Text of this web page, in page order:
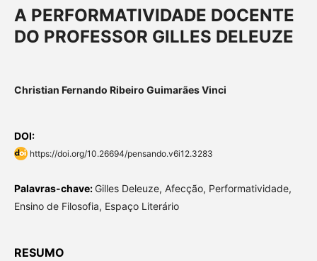
A PERFORMATIVIDADE DOCENTE
DO PROFESSOR GILLES DELEUZE
Christian Fernando Ribeiro Guimarães Vinci
DOI:
https://doi.org/10.26694/pensando.v6i12.3283
Palavras-chave: Gilles Deleuze, Afecção, Performatividade,
Ensino de Filosofia, Espaço Literário
RESUMO